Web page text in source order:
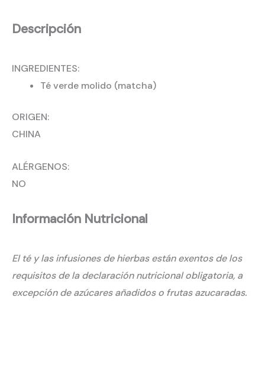
Descripción
INGREDIENTES:
Té verde molido (matcha)
ORIGEN:
CHINA
ALÉRGENOS:
NO
Información Nutricional
El té y las infusiones de hierbas están exentos de los
requisitos de la declaración nutricional obligatoria, a
excepción de azúcares añadidos o frutas azucaradas.